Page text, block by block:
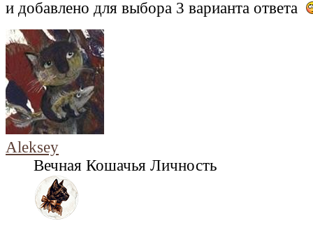
и добавлено для выбора 3 варианта ответа
Aleksey
Вечная Кошачья Личность